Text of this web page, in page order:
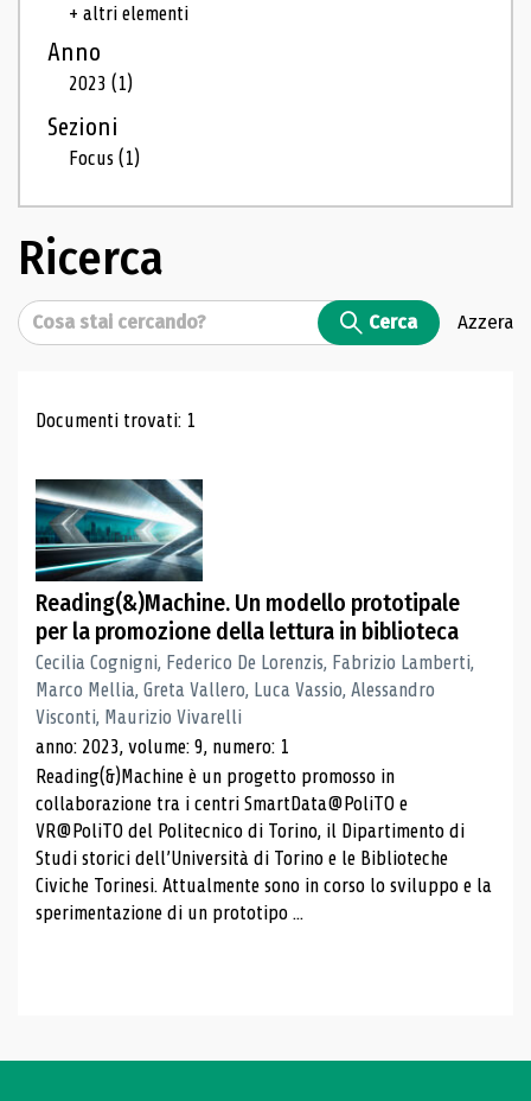
+ altri elementi
Anno
2023(1)
Sezioni
Focus(1)
Ricerca
Cerca Cerca Azzera
Risultati di ricerca
Documenti trovati: 1
Reading(&)Machine. Un modello prototipale
per la promozione della lettura in biblioteca
Cecilia Cognigni, Federico De Lorenzis, Fabrizio Lamberti,
Marco Mellia, Greta Vallero, Luca Vassio, Alessandro
Visconti, Maurizio Vivarelli
anno: 2023, volume: 9, numero: 1
Reading(&)Machine è un progetto promosso in
collaborazione tra i centri SmartData@PoliTO e
VR@PoliTO del Politecnico di Torino, il Dipartimento di
Studi storici dell’Università di Torino e le Biblioteche
Civiche Torinesi. Attualmente sono in corso lo sviluppo e la
sperimentazione di un prototipo ...